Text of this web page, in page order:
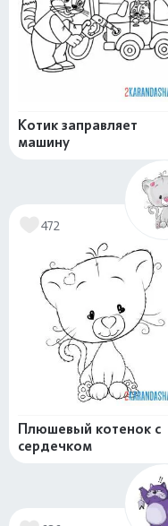
Котик заправляет
машину
472
Плюшевый котенок с
сердечком